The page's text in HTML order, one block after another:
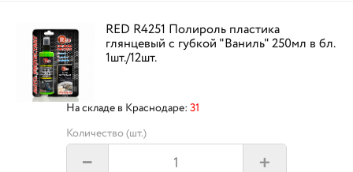
RED R4251 Полироль пластика
глянцевый с губкой "Ваниль" 250мл в бл.
1шт./12шт.
На складе в Краснодаре: 31
Количество (шт.)
– +